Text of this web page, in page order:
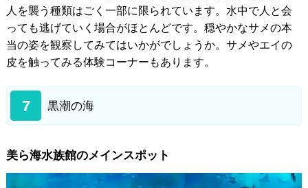
人を襲う種類はごく一部に限られています。水中で人と会
っても逃げていく場合がほとんどです。穏やかなサメの本
当の姿を観察してみてはいかがでしょうか。サメやエイの
皮を触ってみる体験コーナーもあります。
7 黒潮の海
美ら海水族館のメインスポット